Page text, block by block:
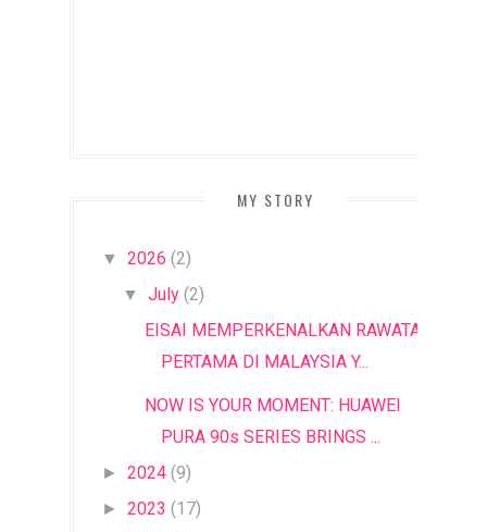
MY STORY
▼ 2026 (2)
▼ July (2)
EISAI MEMPERKENALKAN RAWATAN
PERTAMA DI MALAYSIA Y...
NOW IS YOUR MOMENT: HUAWEI
PURA 90s SERIES BRINGS ...
► 2024 (9)
► 2023 (17)